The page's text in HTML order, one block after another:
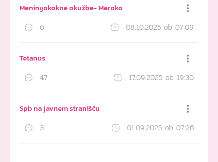
Meningokokne okužbe- Maroko
6 08.10.2025 ob 07:09
Tetanus
47 17.09.2025 ob 19:30
Spb na javnem stranišču
3 01.09.2025 ob 07:26